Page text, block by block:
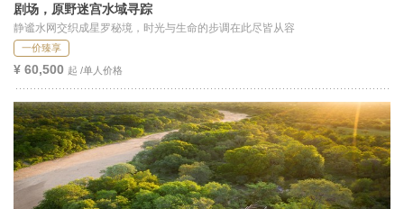
剧场，原野迷宫水域寻踪
静谧水网交织成星罗秘境，时光与生命的步调在此尽皆从容
一价臻享
¥ 60,500 起 /单人价格